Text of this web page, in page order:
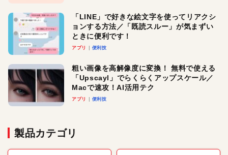
「LINE」で好きな絵文字を使ってリアクシ
ョンする方法／「既読スルー」が気まずい
ときに便利です！
アプリ 便利技
粗い画像を高解像度に変換！ 無料で使える
「Upscayl」でらくらくアップスケール／
Macで速攻！AI活用テク
アプリ 便利技
製品カテゴリ